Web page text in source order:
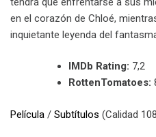
en el corazón de Chloé,
inquietante leyenda del
IMDb Rating: 7,2
RottenTomatoes:
Película / Subtítulos (Calidad